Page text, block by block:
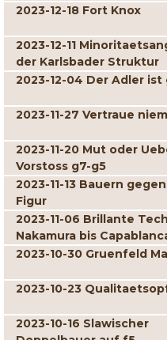
2023-12-18 Fort Knox
2023-12-11
der Karlsbader Struktur
2023-12-04 Der Adler
2023-11-27 Vertraue
2023-11-20 Mut oder
Vorstoss g7-g5
2023-11-13 Bauern
Figur
2023-11-06 Brillante
Nakamura bis
2023-10-30 Gruenfeld
2023-10-23
2023-10-16 Slawischer